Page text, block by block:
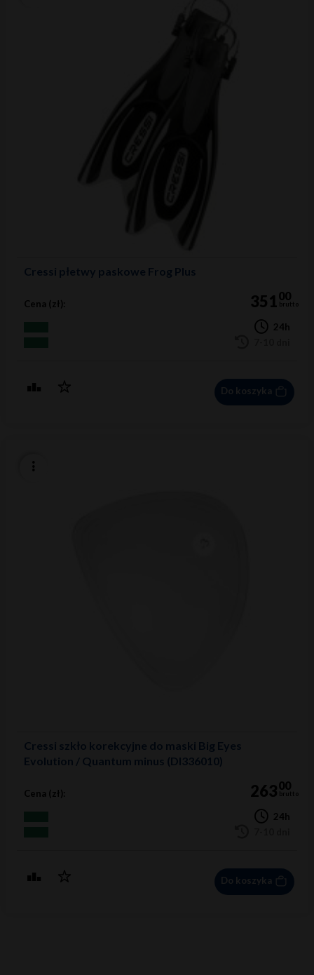
Cressi płetwy paskowe Frog Plus
Cena (zł): 35100
brutto
24h
Do koszyka
Cressi szkło korekcyjne do maski Big Eyes
Evolution / Quantum minus (DI336010)
Cena (zł): 26300
brutto
24h
Do koszyka